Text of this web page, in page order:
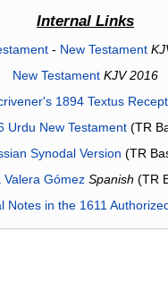
Internal Links
- New Testament
New Testament KJV 2016
1894 Textus
Urdu New Testament(TR
Synodal Version (TR
Valera Gómez Spanish (TR
Notes in the 1611